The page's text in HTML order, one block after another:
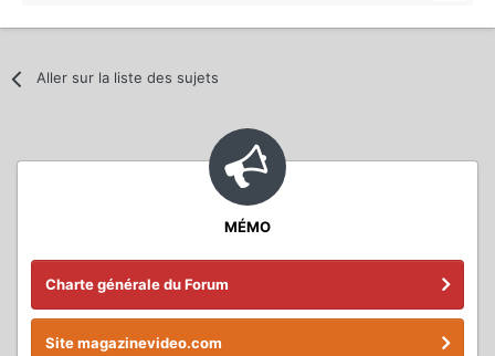
Aller sur la liste des sujets
MÉMO
Charte générale du Forum
Site magazinevideo.com